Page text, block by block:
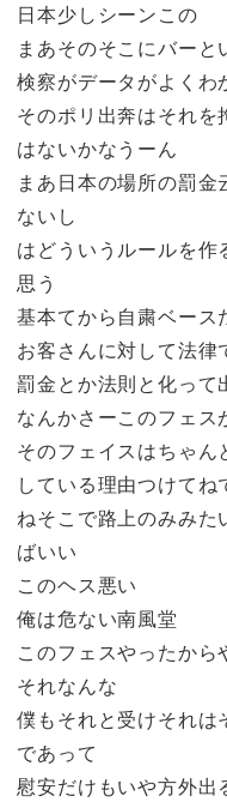
日本少しシーンこの
まあそのそこにバーと
検察がデータがよくわ
そのポリ出奔はそれを
はないかなうーん
まあ日本の場所の罰金
ないし
はどういうルールを作
思う
基本てから自粛ベース
お客さんに対して法律
罰金とか法則と化って
なんかさーこのフェス
そのフェイスはちゃん
している理由つけてね
ねそこで路上のみみた
ばいい
このヘス悪い
俺は危ない南風堂
このフェスやったから
それなんな
僕もそれと受けそれは
であって
慰安だけもいや方外出